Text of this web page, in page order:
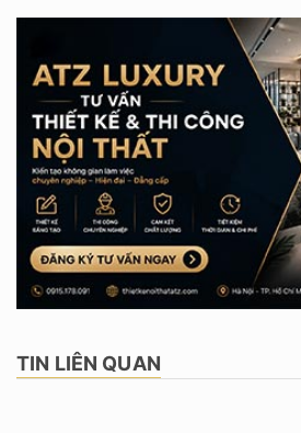
TIN LIÊN QUAN